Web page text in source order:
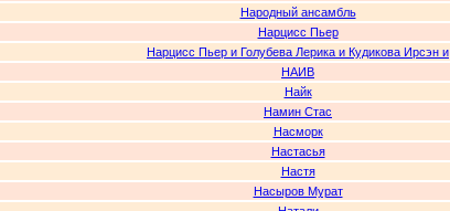
Народный ансамбль
Нарцисс Пьер
Нарцисс Пьер и Голубева Лерика и Кудикова Ирсэн и
НАИВ
Найк
Намин Стас
Насморк
Настасья
Настя
Насыров Мурат